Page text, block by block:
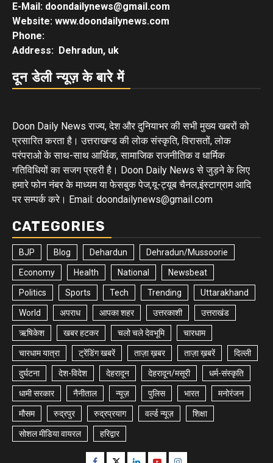
E-Mail: doondailynews@gmail.com
Website: www.doondailynews.com
Phone:
Address: Dehradun, uk
दून डेली न्यूज़ के बारे में
Doon Daily News राज्य, देश और दुनियाभर की सभी मुख्य खबरों को
प्रसारित करता है। उत्तराखण्ड की लोक संस्कृति, विरासतों, लोक
परंपराओ के साथ-साथ आर्थिक, सामाजिक राजनीतिक व धार्मिक
गतिविधियों का सजग प्रहरी है। Doon Daily News से जुड़ने के लिए
हमारे फोन नंबर के माध्यम या फेसबुक पेज,यू-ट्यूब चैनल,इंस्टाग्राम आदि
पर सम्पर्क करे। Email: doondailynews@gmail.com
CATEGORIES
BJP Blog Dehardun Dehradun/Mussoorie
Economy Health National Newsbeat
Politics Sports Tech Trending Uttarakhand
World अपराध आपका शहर उत्तरकाशी उत्तराखंड
ऋषिकेश खबर हटकर चलो चले देवभूमि चारधाम
चारधाम यात्रा ट्रेंडिंग खबरें ताज़ा ख़बर ताज़ा ख़बरें दिल्ली
दुर्घटना देश-विदेश देहरादून देहरादून/मसूरी धर्म-संस्कृति
धामी सरकार नैनीताल न्यूज़ पुलिस भारत मनोरंजन
मौसम रुद्रपुर रुद्रप्रयाग वर्ल्ड न्यूज़ शिक्षा
सोशल मीडिया वायरल हरिद्वार
Facebook
TwitterLinkedinYoutubeInstagram